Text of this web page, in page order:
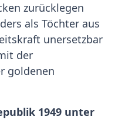
zurücklegen
als Töchter aus
unersetzbar
der
goldenen
1949 unter